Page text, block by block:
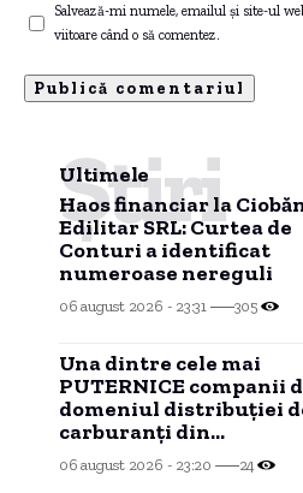
Salvează-mi numele, emailul și site-ul
viitoare când o să comentez.
Ultimele
Știri
Haos financiar la
Edilitar SRL: Curtea de
Conturi a identificat
numeroase nereguli
06 august 2026 - 23:31 305
Una dintre cele mai
PUTERNICE companii
domeniul distribuției
carburanți din
CONSTANȚA, investiție
Portul Tisovița.
06 august 2026 - 23:20 24